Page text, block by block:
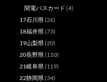
関電バスカード (4)
17石川県(26)
18福井県(73)
19山梨県(20)
20長野県(110)
21岐阜県(119)
22静岡県(34)